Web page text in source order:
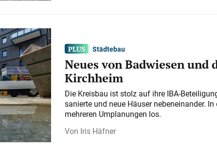
Städtebau
Neues von Badwiesen und
Kirchheim
Die Kreisbau ist stolz auf ihre IBA-
sanierte und neue Häuser nebeneinander.
mehreren Umplanungen los.
Iris Häfner